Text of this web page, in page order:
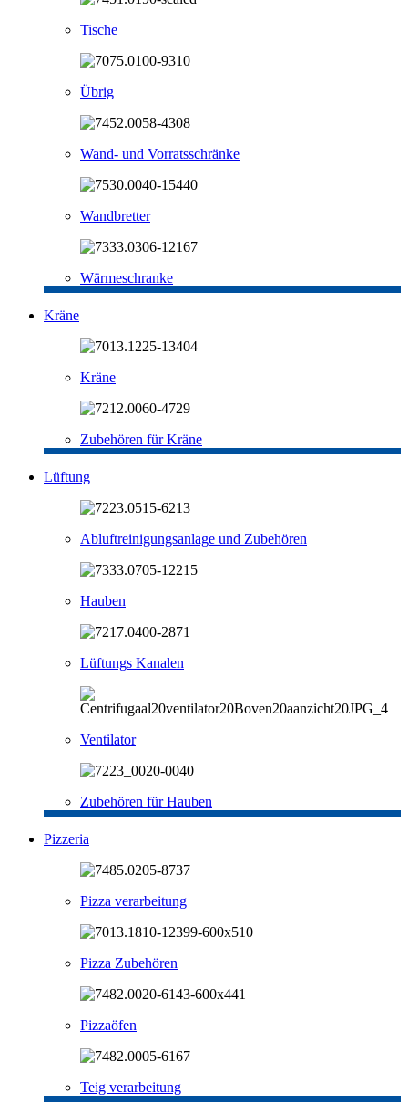
Tische
Übrig
Wand- und Vorratsschränke
Wandbretter
Wärmeschranke
Kräne
Kräne
Zubehören für Kräne
Lüftung
Abluftreinigungsanlage und Zubehören
Hauben
Lüftungs Kanalen
Ventilator
Zubehören für Hauben
Pizzeria
Pizza verarbeitung
Pizza Zubehören
Pizzaöfen
Teig verarbeitung